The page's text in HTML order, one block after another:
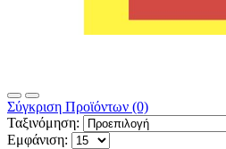
Σύγκριση Προϊόντων (0)
Ταξινόμηση:
Εμφάνιση: